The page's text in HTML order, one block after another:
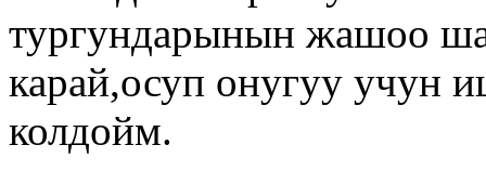
тургундарынын жашоо
карай,осуп онугуу учун
колдойм.